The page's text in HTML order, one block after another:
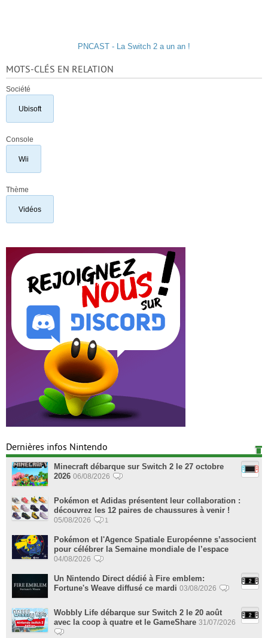
PNCAST - La Switch 2 a un an !
MOTS-CLÉS EN RELATION
Société
Ubisoft
Console
Wii
Thème
Vidéos
Dernières infos Nintendo
Minecraft débarque sur Switch 2 le 27 octobre
2026 06/08/2026
Pokémon et Adidas présentent leur collaboration :
découvrez les 12 paires de chaussures à venir !
05/08/2026 1
Pokémon et l'Agence Spatiale Européenne s’associent
pour célébrer la Semaine mondiale de l’espace
04/08/2026
Un Nintendo Direct dédié à Fire emblem:
Fortune's Weave diffusé ce mardi 03/08/2026
Wobbly Life débarque sur Switch 2 le 20 août
avec la coop à quatre et le GameShare 31/07/2026